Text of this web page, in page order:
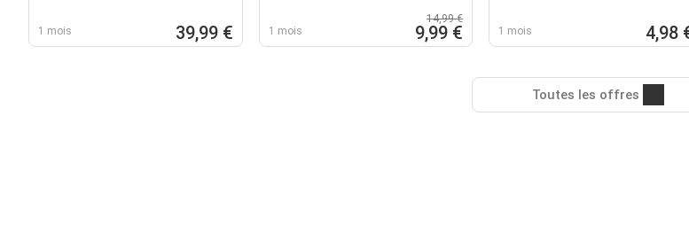
1 mois 39,99 € 1 mois
14,99 €
9,99 € 1 mois 4,98
Toutes les offres